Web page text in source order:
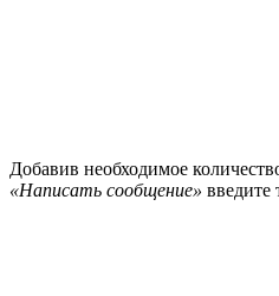
Добавив необходимое
«Написать сообщение» введите